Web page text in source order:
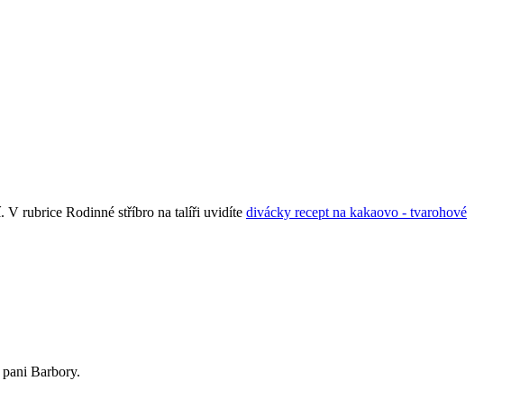
V rubrice Rodinné stříbro na talíři uvidíte divácky recept na kakaovo - tvarohové
Barbory.